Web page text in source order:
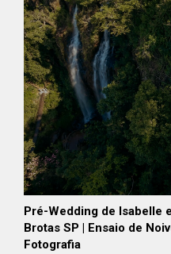
Pré-Wedding de Isabelle
Brotas SP | Ensaio de
Fotografia